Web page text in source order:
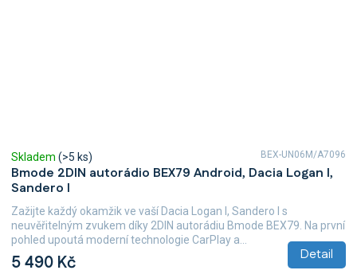
Bmode 2DIN autorádio BEX79 Android, Dacia Logan I,
Sandero I
Skladem (>5 ks)
5 490 Kč Detail
Zažijte každý okamžik ve vaší Dacia Logan I, Sandero I s
neuvěřitelným zvukem díky 2DIN autorádiu Bmode BEX79. Na první
pohled upoutá moderní technologie CarPlay a...
BEX-UN06M/A7096